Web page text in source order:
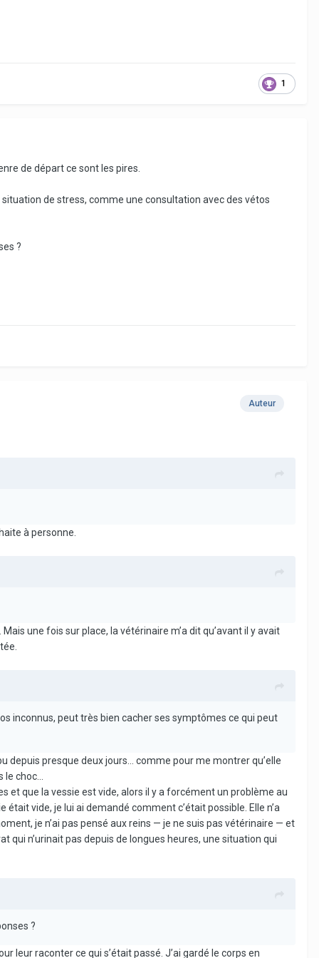
1
de départ ce sont les pires.
de stress, comme une consultation avec des vétos
?
Auteur
à personne.
une fois sur place, la vétérinaire m’a dit qu’avant il y avait
inconnus, peut très bien cacher ses symptômes ce qui peut
depuis presque deux jours… comme pour me montrer qu’elle
choc...
et que la vessie est vide, alors il y a forcément un problème au
vide, je lui ai demandé comment c’était possible. Elle n’a
je n’ai pas pensé aux reins — je ne suis pas vétérinaire — et
qui n’urinait pas depuis de longues heures, une situation qui
?
leur raconter ce qui s’était passé. J’ai gardé le corps en